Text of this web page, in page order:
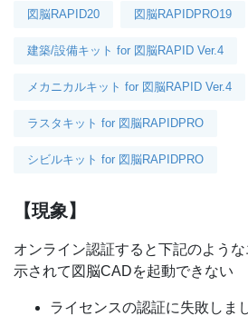
図脳RAPID20 図脳RAPIDPRO19
建築/設備キット for 図脳RAPID Ver.4
メカニカルキット for 図脳RAPID Ver.4
ラスタキット for 図脳RAPIDPRO
シビルキット for 図脳RAPIDPRO
【現象】
オンライン認証すると下記のよう
示されて図脳CADを起動できない
ライセンスの認証に失敗しま